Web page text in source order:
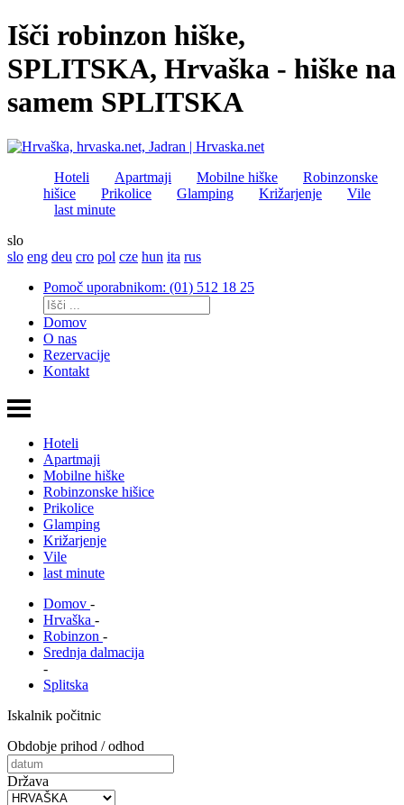
Išči robinzon hiške,
SPLITSKA, Hrvaška - hiške na
samem SPLITSKA
Hoteli Apartmaji Mobilne hiške
Robinzonske
hišice
Prikolice Glamping Križarjenje
Vile
last minute
slo
slo eng deu cro pol cze hun ita rus
Pomoč uporabnikom: (01) 512 18 25
Domov
O nas
Rezervacije
Kontakt
Hoteli
Apartmaji
Mobilne hiške
Robinzonske hišice
Prikolice
Glamping
Križarjenje
Vile
last minute
Domov -
Hrvaška -
Robinzon -
Srednja dalmacija
-
Splitska
Iskalnik počitnic
Obdobje prihod / odhod
Država